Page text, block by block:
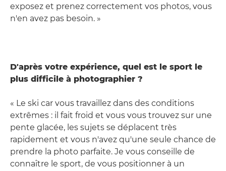
exposez et prenez correctement vos photos, vous
n'en avez pas besoin. »
D'après votre expérience, quel est le sport le
plus difficile à photographier ?
« Le ski car vous travaillez dans des conditions
extrêmes : il fait froid et vous vous trouvez sur une
pente glacée, les sujets se déplacent très
rapidement et vous n'avez qu'une seule chance de
prendre la photo parfaite. Je vous conseille de
connaître le sport, de vous positionner à un